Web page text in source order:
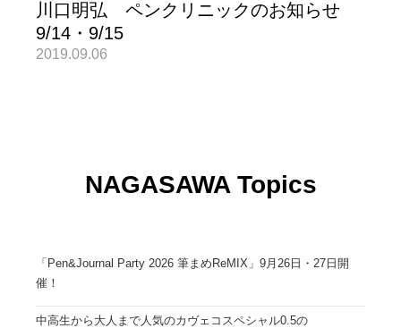
川口明弘 ペンクリニックのお知らせ
9/14・9/15
2019.09.06
NAGASAWA Topics
「Pen&Journal Party 2026 筆まめReMIX」9月26日・27日開
催！
中高生から大人まで人気のカヴェコスペシャル0.5の